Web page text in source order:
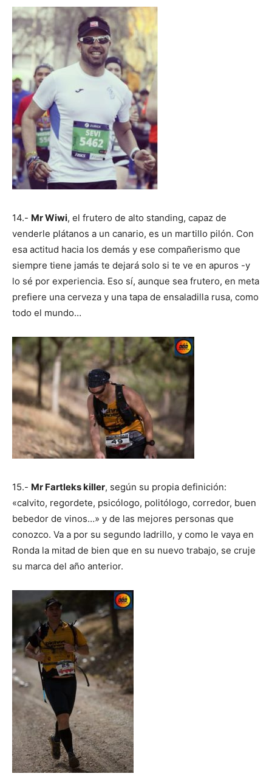
14.- Mr Wiwi, el frutero de alto standing, capaz de
venderle plátanos a un canario, es un martillo pilón. Con
esa actitud hacia los demás y ese compañerismo que
siempre tiene jamás te dejará solo si te ve en apuros -y
lo sé por experiencia. Eso sí, aunque sea frutero, en meta
prefiere una cerveza y una tapa de ensaladilla rusa, como
todo el mundo…
15.- Mr Fartleks killer, según su propia definición:
«calvito, regordete, psicólogo, politólogo, corredor, buen
bebedor de vinos…» y de las mejores personas que
conozco. Va a por su segundo ladrillo, y como le vaya en
Ronda la mitad de bien que en su nuevo trabajo, se cruje
su marca del año anterior.